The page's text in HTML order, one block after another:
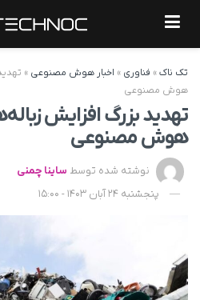
تک ناک» فناوری » اخبار هوش مصنوعی »
هوش مصنوعی
تهدید بزرگ افزایش
هوش مصنوعی
نوشته شده توسط ساینا چمنی
پنجشنبه 24 آبان 1403 - 15:00